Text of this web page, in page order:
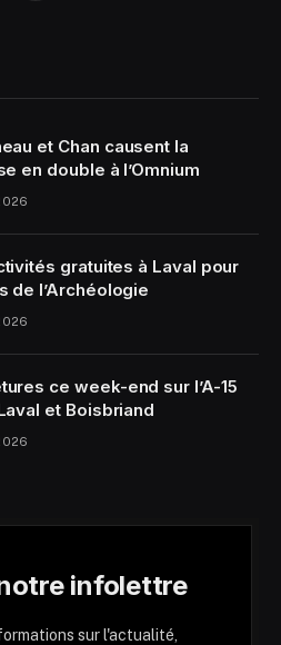
et Chan causent la
en double à l’Omnium
gratuites à Laval pour
de l’Archéologie
ce week-end sur l’A-15
et Boisbriand
infolettre
sur l'actualité,